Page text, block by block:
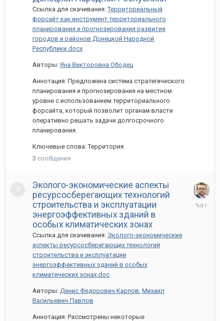
Ссылка для скачивания:Территориальный
форсайт как инструмент территориального
планирования и прогнозирования развития
городов и районов Донецкой Народной
Республики.docx
Авторы: Яна Викторовна Ободец
Аннотация: Предложена система стратегического
планирования и прогнозирования на местном
уровне с использованием территориального
форсайта, который позволит органам власти
оперативно решать задачи долгосрочного
планирования.
Ключевые слова: Территория
3 сообщения
Эколого-экономические аспекты
ресурсосберегающих технологий
строительства и эксплуатации
энергоэффективных зданий в
особых климатических зонах
Ссылка для скачивания: Эколого-экономические
аспекты ресурсосберегающих технологий
строительства и эксплуатации
энергоэффективных зданий в особых
климатических зонах.doc
Авторы: Денис Федорович Карпов, Михаил
Васильевич Павлов
Аннотация: Рассмотрены некоторые
11